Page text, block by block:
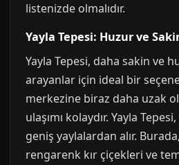
listenizde olmalıdır.
Yayla Tepesi: Huzur ve
Yayla Tepesi, daha sakin ve
arayanlar için ideal bir
merkezine biraz daha uzak
ulaşımı kolaydır. Yayla
geniş yaylalardan alır.
rengarenk kır çiçekleri ve